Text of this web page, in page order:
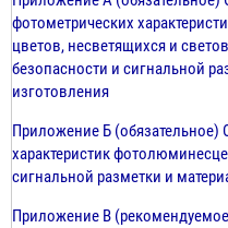
фотометрических
цветов, несветящихся и
безопасности и сигнальной
изготовления
Приложение Б (обязательное)
характеристик
сигнальной разметки и
Приложение В